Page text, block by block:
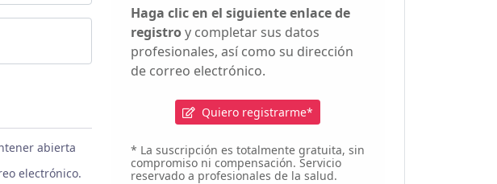
abierta
electrónico.
Haga clic en el siguiente enlace de
registroy completar sus datos
profesionales, así como su dirección
de correo electrónico.
Quiero registrarme*
* La suscripción es totalmente gratuita, sin
compromiso ni compensación. Servicio
reservado a profesionales de la salud.